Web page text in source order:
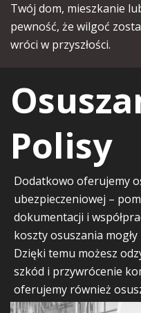
Twój dom, mieszkanie
pewność, że wilgoć
wróci w przyszłości.
Polisy
Dodatkowo oferujemy
ubezpieczeniowej –
dokumentacji i
koszty osuszania
Dzięki temu możesz
szkód i przywrócenie
oferujemy również